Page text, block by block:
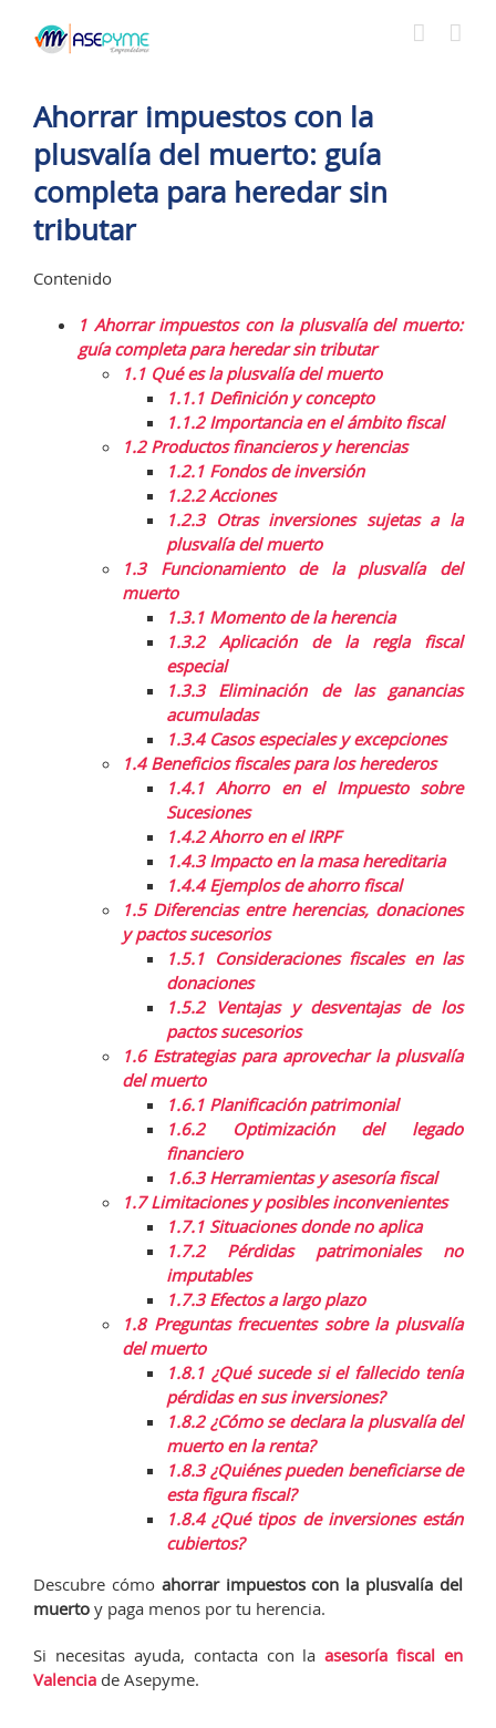
Ahorrar impuestos con la
plusvalía del muerto: guía
completa para heredar sin
tributar
Contenido
1 Ahorrar impuestos con la plusvalía del muerto:
guía completa para heredar sin tributar
1.1 Qué es la plusvalía del muerto
1.1.1 Definición y concepto
1.1.2Importancia en el ámbito fiscal
1.2Productos financieros y herencias
1.2.1 Fondos de inversión
1.2.2Acciones
1.2.3Otras inversiones sujetas a la
plusvalía del muerto
1.3Funcionamiento de la plusvalía del
muerto
1.3.1 Momento de la herencia
1.3.2Aplicación de la regla fiscal
especial
1.3.3Eliminación de las ganancias
acumuladas
1.3.4Casos especiales y excepciones
1.4Beneficios fiscales para los herederos
1.4.1 Ahorro en el Impuesto sobre
Sucesiones
1.4.2Ahorro en el IRPF
1.4.3Impacto en la masa hereditaria
1.4.4Ejemplos de ahorro fiscal
1.5Diferencias entre herencias, donaciones
y pactos sucesorios
1.5.1 Consideraciones fiscales en las
donaciones
1.5.2Ventajas y desventajas de los
pactos sucesorios
1.6Estrategias para aprovechar la plusvalía
del muerto
1.6.1 Planificación patrimonial
1.6.2Optimización del legado
financiero
1.6.3Herramientas y asesoría fiscal
1.7Limitaciones y posibles inconvenientes
1.7.1 Situaciones donde no aplica
1.7.2Pérdidas patrimoniales no
imputables
1.7.3Efectos a largo plazo
1.8Preguntas frecuentes sobre la plusvalía
del muerto
1.8.1 ¿Qué sucede si el fallecido tenía
pérdidas en sus inversiones?
1.8.2¿Cómo se declara la plusvalía del
muerto en la renta?
1.8.3¿Quiénes pueden beneficiarse de
esta figura fiscal?
1.8.4¿Qué tipos de inversiones están
cubiertos?
Descubre cómo ahorrar impuestos con la plusvalía del
muerto y paga menos por tu herencia.
Si necesitas ayuda, contacta con laasesoría fiscal en
Valencia de Asepyme.